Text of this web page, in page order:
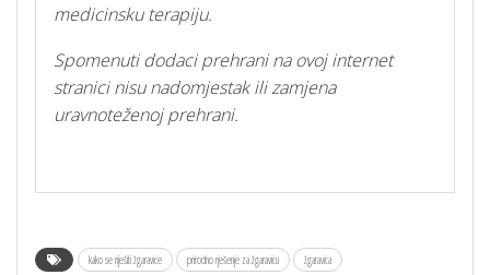
medicinsku terapiju.
Spomenuti dodaci prehrani na ovoj internet
stranici nisu nadomjestak ili zamjena
uravnoteženoj prehrani.
kako se riješiti žgaravice prirodno rješenje za žgaravicu žgaravica